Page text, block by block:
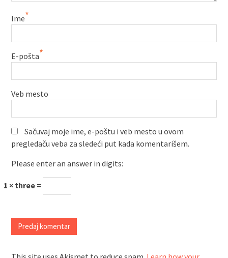
Ime*
E-pošta*
Veb mesto
Sačuvaj moje ime, e-poštu i veb mesto u ovom
pregledaču veba za sledeći put kada komentarišem.
Please enter an answer in digits:
1 × three =